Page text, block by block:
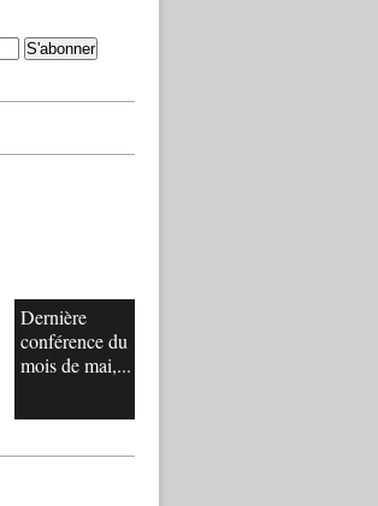
Dernière
conférence du
mois de mai,...